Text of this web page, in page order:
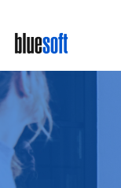
main
content